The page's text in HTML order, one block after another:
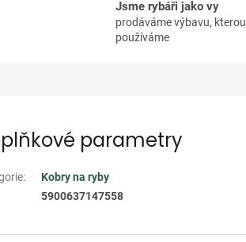
Jsme rybáři jako vy
prodáváme výbavu, kterou
používáme
parametry
:
Kobry na ryby
5900637147558